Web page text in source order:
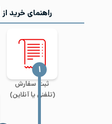
راهنمای خرید از
ثبت سفارش
(تلفنی یا آنلاین)
‍۱